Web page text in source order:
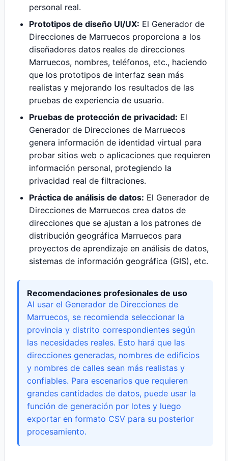
personal real.
Prototipos de diseño UI/UX: El Generador de
Direcciones de Marruecos proporciona a los
diseñadores datos reales de direcciones
Marruecos, nombres, teléfonos, etc., haciendo
que los prototipos de interfaz sean más
realistas y mejorando los resultados de las
pruebas de experiencia de usuario.
Pruebas de protección de privacidad: El
Generador de Direcciones de Marruecos
genera información de identidad virtual para
probar sitios web o aplicaciones que requieren
información personal, protegiendo la
privacidad real de filtraciones.
Práctica de análisis de datos: El Generador de
Direcciones de Marruecos crea datos de
direcciones que se ajustan a los patrones de
distribución geográfica Marruecos para
proyectos de aprendizaje en análisis de datos,
sistemas de información geográfica (GIS), etc.
Recomendaciones profesionales de uso
Al usar el Generador de Direcciones de
Marruecos, se recomienda seleccionar la
provincia y distrito correspondientes según
las necesidades reales. Esto hará que las
direcciones generadas, nombres de edificios
y nombres de calles sean más realistas y
confiables. Para escenarios que requieren
grandes cantidades de datos, puede usar la
función de generación por lotes y luego
exportar en formato CSV para su posterior
procesamiento.